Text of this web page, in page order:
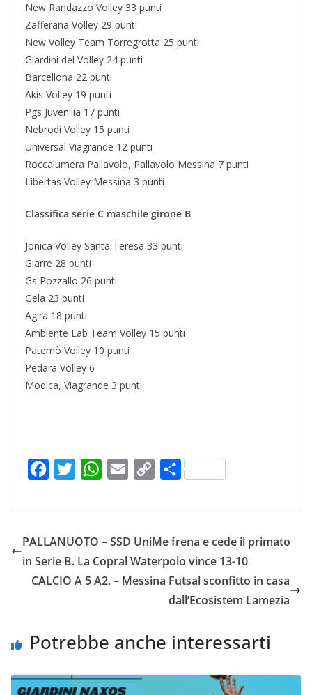
New Randazzo Volley 33 punti
Zafferana Volley 29 punti
New Volley Team Torregrotta 25 punti
Giardini del Volley 24 punti
Barcellona 22 punti
Akis Volley 19 punti
Pgs Juvenilia 17 punti
Nebrodi Volley 15 punti
Universal Viagrande 12 punti
Roccalumera Pallavolo, Pallavolo Messina 7 punti
Libertas Volley Messina 3 punti
Classifica serie C maschile girone B
Jonica Volley Santa Teresa 33 punti
Giarre 28 punti
Gs Pozzallo 26 punti
Gela 23 punti
Agira 18 punti
Ambiente Lab Team Volley 15 punti
Paternò Volley 10 punti
Pedara Volley 6
Modica, Viagrande 3 punti
o
e
W
A
C
v
i
i
PALLANUOTO – SSD UniMe frena e cede il primato
in Serie B. La Copral Waterpolo vince 13-10
CALCIO A 5 A2. – Messina Futsal sconfitto in casa
dall’Ecosistem Lamezia
Potrebbe anche interessarti